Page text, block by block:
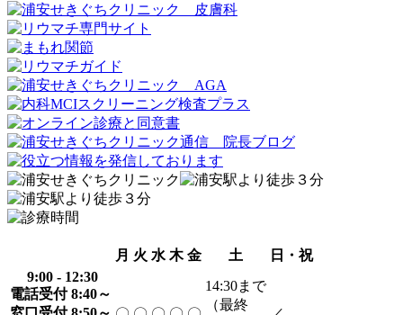
月 火 水 木 金 土
日・祝
9:00 - 12:30
電話受付 8:40～
14:30まで
（最終